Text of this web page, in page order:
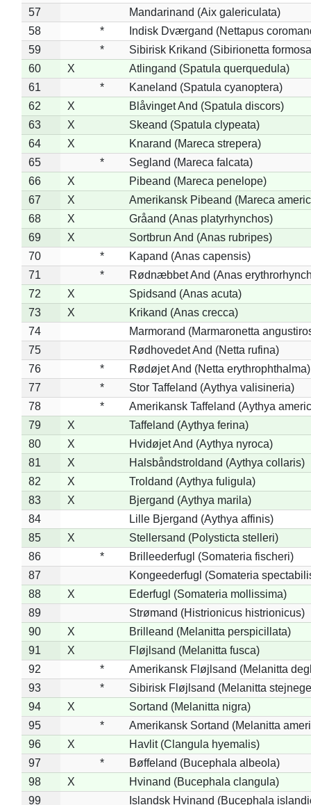
57
Mandarinand (Aix galericulata)
58
*
Indisk Dværgand (Nettapus
59
*
Sibirisk Krikand (Sibirionetta
60
X
Atlingand (Spatula querquedula)
61
*
Kaneland (Spatula cyanoptera)
62
X
Blåvinget And (Spatula discors)
63
X
Skeand (Spatula clypeata)
64
X
Knarand (Mareca strepera)
65
*
Segland (Mareca falcata)
66
X
Pibeand (Mareca penelope)
67
X
Amerikansk Pibeand (Mareca
68
X
Gråand (Anas platyrhynchos)
69
X
Sortbrun And (Anas rubripes)
70
*
Kapand (Anas capensis)
71
*
Rødnæbbet And (Anas
72
X
Spidsand (Anas acuta)
73
X
Krikand (Anas crecca)
74
Marmorand (Marmaronetta
75
Rødhovedet And (Netta rufina)
76
*
Rødøjet And (Netta erythrophthalma)
77
*
Stor Taffeland (Aythya valisineria)
78
*
Amerikansk Taffeland (Aythya
79
X
Taffeland (Aythya ferina)
80
X
Hvidøjet And (Aythya nyroca)
81
X
Halsbåndstroldand (Aythya collaris)
82
X
Troldand (Aythya fuligula)
83
X
Bjergand (Aythya marila)
84
Lille Bjergand (Aythya affinis)
85
X
Stellersand (Polysticta stelleri)
86
*
Brilleederfugl (Somateria fischeri)
87
Kongeederfugl (Somateria
88
X
Ederfugl (Somateria mollissima)
89
Strømand (Histrionicus histrionicus)
90
X
Brilleand (Melanitta perspicillata)
91
X
Fløjlsand (Melanitta fusca)
92
*
Amerikansk Fløjlsand (Melanitta
93
*
Sibirisk Fløjlsand (Melanitta
94
X
Sortand (Melanitta nigra)
95
*
Amerikansk Sortand (Melanitta
96
X
Havlit (Clangula hyemalis)
97
*
Bøffeland (Bucephala albeola)
98
X
Hvinand (Bucephala clangula)
99
Islandsk Hvinand (Bucephala